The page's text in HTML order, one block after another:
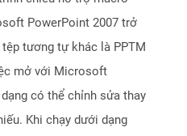
PowerPoint 2007 trở
tương tự khác là PPTM
mở với Microsoft
có thể chỉnh sửa thay
Khi chạy dưới dạng